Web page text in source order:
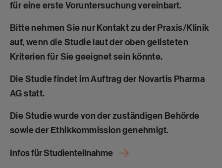
für eine erste Voruntersuchung vereinbart.
Bitte nehmen Sie nur Kontakt zu der Praxis/Klinik
auf, wenn die Studie laut der oben gelisteten
Kriterien für Sie geeignet sein könnte.
Die Studie findet im Auftrag der Novartis Pharma
AG statt.
Die Studie wurde von der zuständigen Behörde
sowie der Ethikkommission genehmigt.
Infos für Studienteilnahme